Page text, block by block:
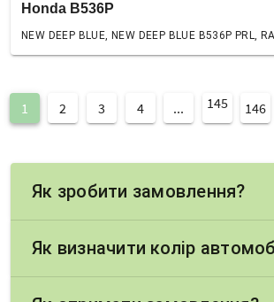
Honda B536P
NEW DEEP BLUE, NEW DEEP BLUE B536P PRL,
1 2 3 4 ... 145 146
Як зробити замовлення?
Як визначити колір